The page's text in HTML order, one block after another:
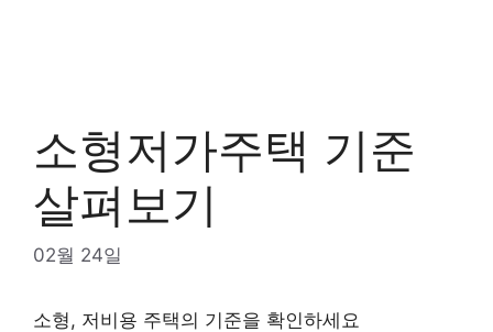
소형저가주택 기준
살펴보기
02월 24일
소형, 저비용 주택의 기준을 확인하세요